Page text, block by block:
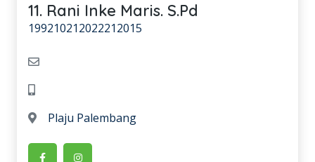
11. Rani Inke Maris. S.Pd
199210212022212015
Plaju Palembang